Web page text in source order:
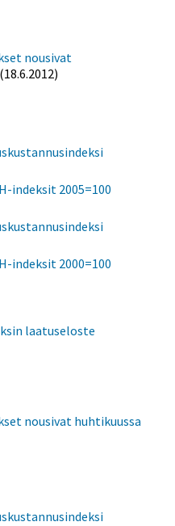
nousivat
(18.6.2012)
indeksit 2005=100
indeksit 2000=100
laatuseloste
nousivat huhtikuussa